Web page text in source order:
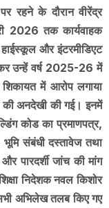
रहने के दौरान वीरेंद्र
2026 तक कार्यवाहक
और इंटरमीडिएट
उन्हें वर्ष 2025-26 में
शिकायत में आरोप लगाया
की अनदेखी की गई। इनमें
कोड का प्रमाणपत्र,
संबंधी दस्तावेज तथा
पारदर्शी जांच की मांग
निदेशक नवल किशोर
सभी अभिलेख तलब किए गए